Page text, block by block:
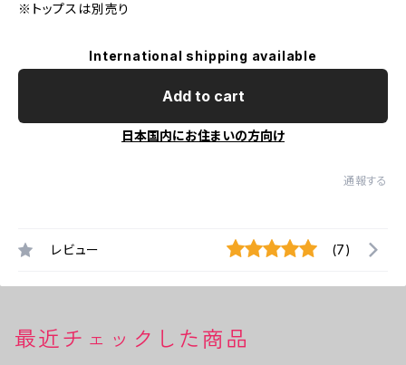
※トップスは別売り
International shipping available
Add to cart
日本国内にお住まいの方向け
通報する
レビュー (7)
最近チェックした商品